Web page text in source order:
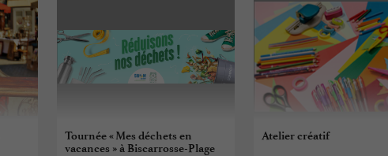
Tournée « Mes déchets en
vacances » à Biscarrosse-Plage
Atelier créatif